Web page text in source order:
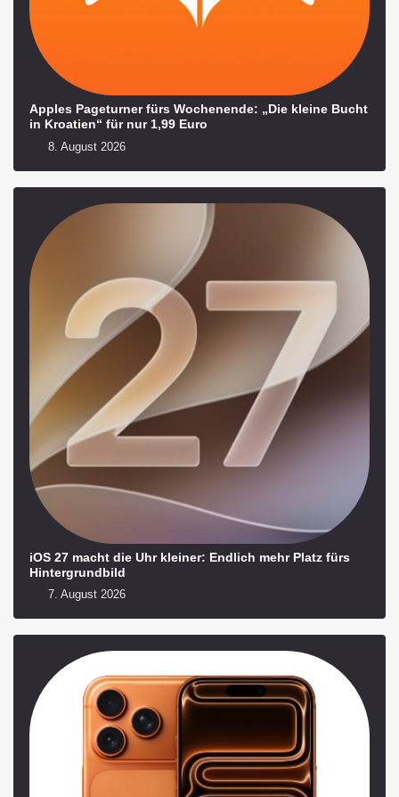
Apples Pageturner fürs Wochenende: „Die kleine Bucht
in Kroatien“ für nur 1,99 Euro
8. August 2026
iOS 27 macht die Uhr kleiner: Endlich mehr Platz fürs
Hintergrundbild
7. August 2026